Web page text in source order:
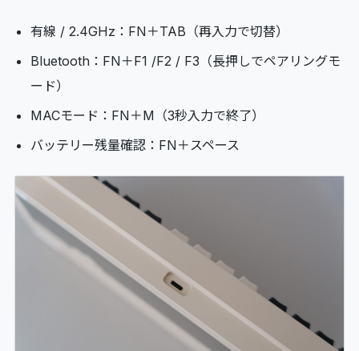
有線 / 2.4GHz：FN＋TAB（再入力で切替）
Bluetooth：FN＋F1 /F2 / F3（長押しでペアリングモ
ード）
MACモード：FN＋M（3秒入力で終了）
バッテリー残量確認：FN＋スペース